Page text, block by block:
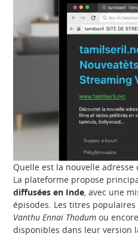
Quelle est la nouvelle adresse
La plateforme propose
diffusées en Inde, avec une
épisodes. Les titres
Vanthu Ennai Thodum ou
disponibles dans leur version